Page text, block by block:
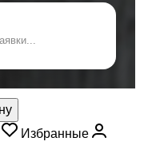
Избранные